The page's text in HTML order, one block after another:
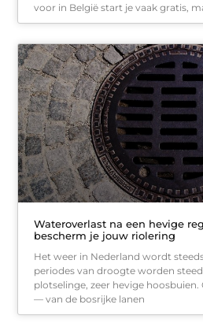
voor in België start je vaak gratis,
Wateroverlast na een hevige
bescherm je jouw riolering
Het weer in Nederland wordt
periodes van droogte worden
plotselinge, zeer hevige
— van de bosrijke lanen